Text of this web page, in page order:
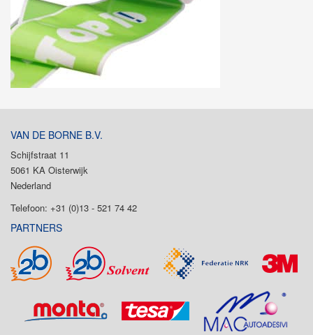
VAN DE BORNE B.V.
Schijfstraat 11
5061 KA Oisterwijk
Nederland
Telefoon: +31 (0)13 - 521 74 42
PARTNERS